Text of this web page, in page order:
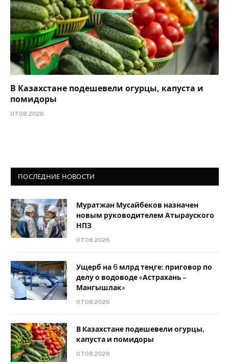
В Казахстане подешевели огурцы, капуста и
помидоры
07.08.2026
ПОСЛЕДНИЕ НОВОСТИ
Муратжан Мусайбеков назначен
новым руководителем Атырауского
НПЗ
07.08.2026
Ущерб на 6 млрд теңге: приговор по
делу о водоводе «Астрахань –
Мангышлак»
07.08.2026
В Казахстане подешевели огурцы,
капуста и помидоры
07.08.2026